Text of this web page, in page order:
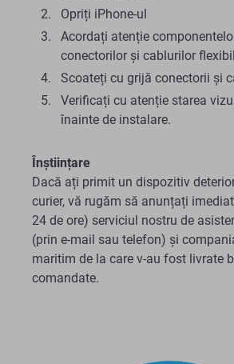
Opriți iPhone-ul
Acordați atenție
conectorilor și cablurilor
Scoateți cu grijă conectorii și
Verificați cu atenție starea
înainte de instalare.
Înștiințare
Dacă ați primit un dispozitiv
curier, vă rugăm să anunțați
24 de ore) serviciul nostru de
(prin e-mail sau telefon) și
maritim de la care v-au fost livrate
comandate.